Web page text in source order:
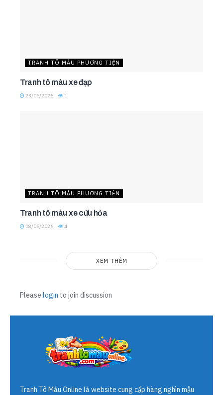
TRANH TÔ MÀU PHƯƠNG TIỆN
Tranh tô màu xe đạp
23/05/2026 1
TRANH TÔ MÀU PHƯƠNG TIỆN
Tranh tô màu xe cứu hỏa
18/05/2026 4
XEM THÊM
Please login to join discussion
Tranh Tô Màu Online là website cung cấp hàng nghìn mẫu